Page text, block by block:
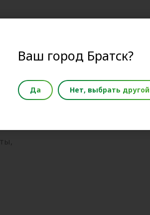
хлеб и ароматная
и фитнес-хлеба,
начинками.
Ваш город Братск?
Да Нет, выбрать другой